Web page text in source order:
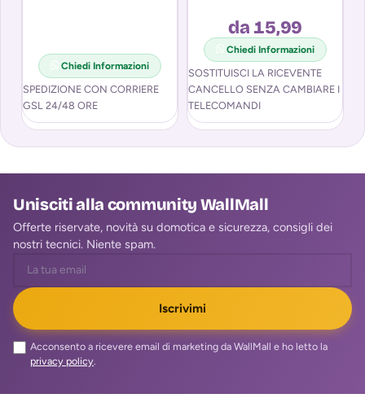
Chiedi Informazioni
SPEDIZIONE CON CORRIERE
GSL 24/48 ORE
da 15,99
Chiedi Informazioni
SOSTITUISCI LA RICEVENTE
CANCELLO SENZA CAMBIARE I
TELECOMANDI
Unisciti alla community WallMall
Offerte riservate, novità su domotica e sicurezza, consigli dei
nostri tecnici. Niente spam.
Iscrivimi
Acconsento a ricevere email di marketing da WallMall e ho letto la
privacy policy